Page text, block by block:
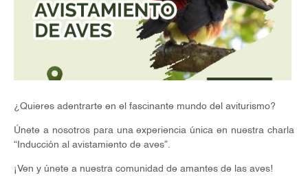
¿Quieres adentrarte en el fascinante mundo del aviturismo?
Únete a nosotros para una experiencia única en nuestra charla
“Inducción al avistamiento de aves”.
¡Ven y únete a nuestra comunidad de amantes de las aves!